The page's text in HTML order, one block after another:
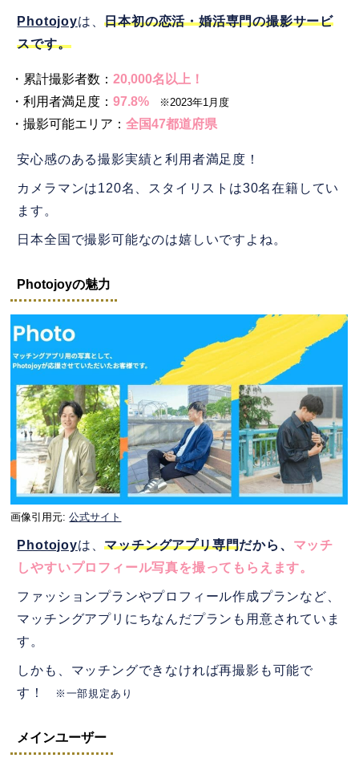
Photojoyは、日本初の恋活・婚活専門の撮影サービ
スです。
・累計撮影者数：20,000名以上！
・利用者満足度：97.8% ※2023年1月度
・撮影可能エリア：全国47都道府県
安心感のある撮影実績と利用者満足度！
カメラマンは120名、スタイリストは30名在籍してい
ます。
日本全国で撮影可能なのは嬉しいですよね。
Photojoyの魅力
画像引用元:公式サイト
Photojoyは、マッチングアプリ専門だから、 マッチ
しやすいプロフィール写真を撮ってもらえます。
ファッションプランやプロフィール作成プランなど、
マッチングアプリにちなんだプランも用意されていま
す。
しかも、マッチングできなければ再撮影も可能で
す！
※一部規定あり
メインユーザー